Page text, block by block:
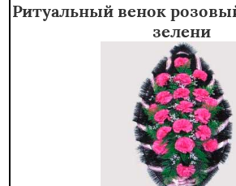
Ритуальный венок
зелени